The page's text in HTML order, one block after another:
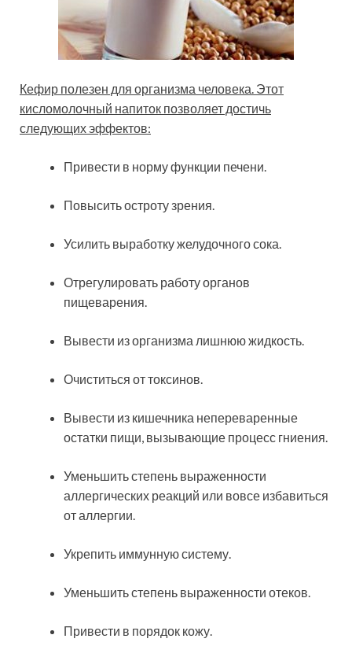
Кефир полезен для организма человека. Этот
кисломолочный напиток позволяет достичь
следующих эффектов:
Привести в норму функции печени.
Повысить остроту зрения.
Усилить выработку желудочного сока.
Отрегулировать работу органов
пищеварения.
Вывести из организма лишнюю жидкость.
Очиститься от токсинов.
Вывести из кишечника непереваренные
остатки пищи, вызывающие процесс гниения.
Уменьшить степень выраженности
аллергических реакций или вовсе избавиться
от аллергии.
Укрепить иммунную систему.
Уменьшить степень выраженности отеков.
Привести в порядок кожу.